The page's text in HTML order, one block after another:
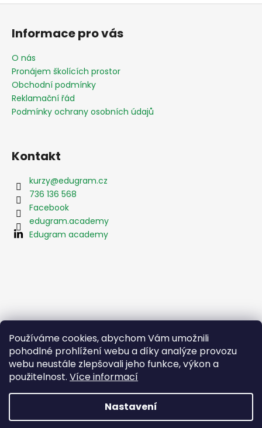
Používáme cookies, abychom Vám umožnili
pohodlné prohlížení webu a díky analýze provozu
webu neustále zlepšovali jeho funkce, výkon a
použitelnost. Více informací
Nastavení
Z
Informace pro vás
O nás
Pronájem školících prostor
Obchodní podmínky
Reklamační řád
Podmínky ochrany osobních údajů
Kontakt
kurzy@edugram.cz
736 136 568
Facebook
edugram.academy
Edugram academy